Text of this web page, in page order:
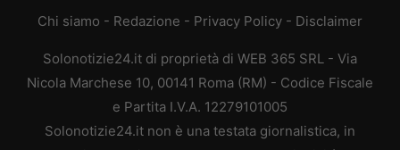
Chi siamo - Redazione - Privacy Policy - Disclaimer
Solonotizie24.it di proprietà di WEB 365 SRL - Via
Nicola Marchese 10, 00141 Roma (RM) - Codice Fiscale
e Partita I.V.A. 12279101005
Solonotizie24.it non è una testata giornalistica, in